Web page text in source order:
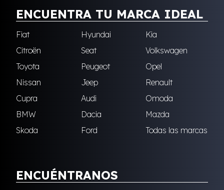
ENCUENTRA TU MARCA IDEAL
Fiat Hyundai
Kia
Citroën
Seat
Volkswagen
Toyota
Peugeot
Opel
Nissan
Jeep
Renault
Cupra
Audi
Omoda
BMW
Dacia
Mazda
Skoda
Ford Todas las marcas
ENCUÉNTRANOS